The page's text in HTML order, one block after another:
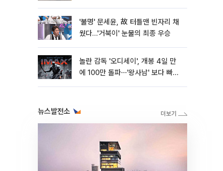
'불명' 문세윤, 故 터틀맨 빈자리 채
웠다…'거북이' 눈물의 최종 우승
놀란 감독 '오디세이', 개봉 4일 만
에 100만 돌파⋯'왕사남' 보다 빠르
뉴스발전소